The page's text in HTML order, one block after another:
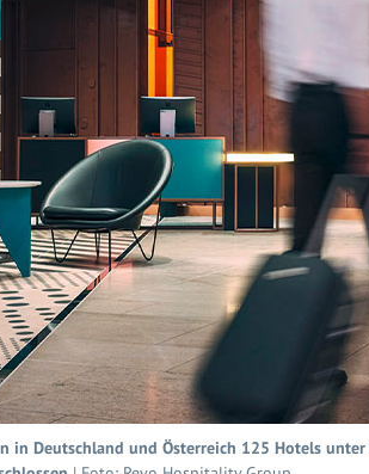
in Deutschland und Österreich 125 Hotels